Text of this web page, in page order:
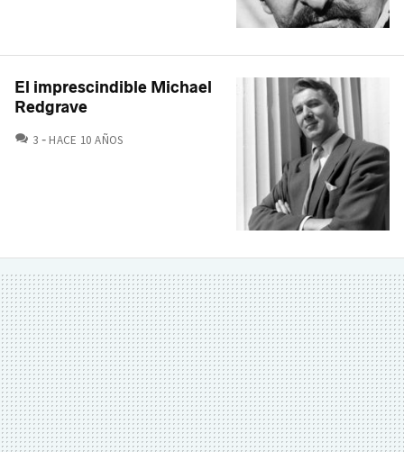
El imprescindible Michael
Redgrave
3 COMENTARIOS
HACE 10 AÑOS